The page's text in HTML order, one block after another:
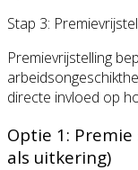
Stap 3:
Premievrijstelling
directe invloed op
Optie 1:
als uitkering)